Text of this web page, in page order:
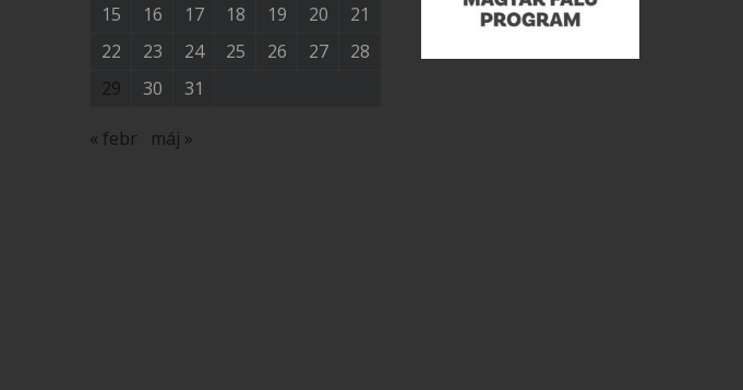
15
16 17 18 19 20
21
22
23 24 25 26 27
28
29
30 31
« febr máj »